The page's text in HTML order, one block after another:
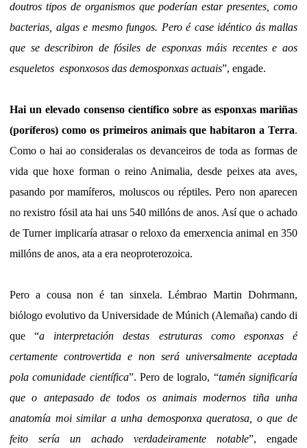
doutros tipos de organismos que poderían estar presentes, como
bacterias, algas e mesmo fungos. Pero é case idéntico ás mallas
que se describiron de fósiles de esponxas máis recentes e aos
esqueletos esponxosos das demosponxas actuais”, engade.
Hai un elevado consenso científico sobre as esponxas mariñas
(poríferos) como os primeiros animais que habitaron a Terra.
Como o hai ao consideralas os devanceiros de toda as formas de
vida que hoxe forman o reino Animalia, desde peixes ata aves,
pasando por mamíferos, moluscos ou réptiles. Pero non aparecen
no rexistro fósil ata hai uns 540 millóns de anos. Así que o achado
de Turner implicaría atrasar o reloxo da emerxencia animal en 350
millóns de anos, ata a era neoproterozoica.
Pero a cousa non é tan sinxela. Lémbrao Martin Dohrmann,
biólogo evolutivo da Universidade de Múnich (Alemaña) cando di
que “a interpretación destas estruturas como esponxas é
certamente controvertida e non será universalmente aceptada
pola comunidade científica”. Pero de logralo, “tamén significaría
que o antepasado de todos os animais modernos tiña unha
anatomía moi similar a unha demosponxa queratosa, o que de
feito sería un achado verdadeiramente notable”, engade